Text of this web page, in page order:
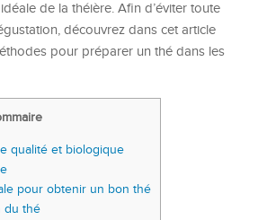
de la théière. Afin d’éviter toute
découvrez dans cet article
pour préparer un thé dans les
qualité et biologique
pour obtenir un bon thé
du thé